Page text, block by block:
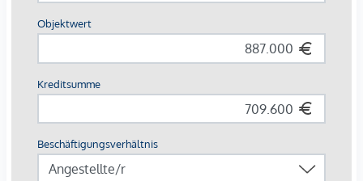
In attraktiver Lage von Tulln, in der Jasomirgottgasse 1,
gelangt diese hochwertig ausgeführte und großzügig
170 m² große Wohneinheitüberzeugt durch moderne
Architektur, durchdachte Raumaufteilung sowie eine